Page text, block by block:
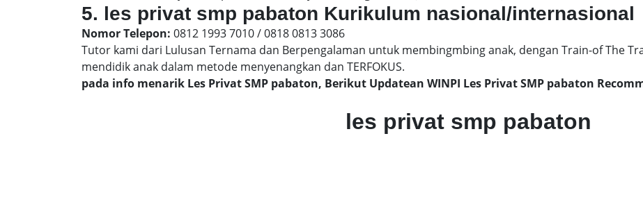
5. les privat smp pabaton Kurikulum nasional/internasional
Nomor Telepon: 0812 1993 7010 / 0818 0813 3086
Tutor kami dari Lulusan Ternama dan Berpengalaman untuk membingmbing anak, dengan Train-of The
mendidik anak dalam metode menyenangkan dan TERFOKUS.
pada info menarik Les Privat SMP pabaton, Berikut Updatean WINPI Les Privat SMP pabaton
les privat smp pabaton